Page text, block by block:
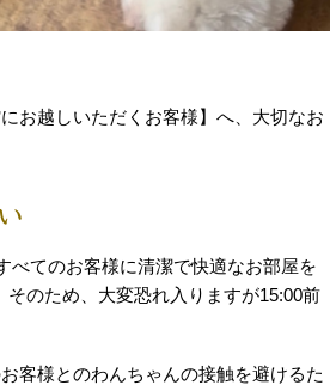
お越しいただくお客様】へ、大切なお
べてのお客様に清潔で快適なお部屋を
のため、大変恐れ入りますが15:00前
客様とのわんちゃんの接触を避けるた